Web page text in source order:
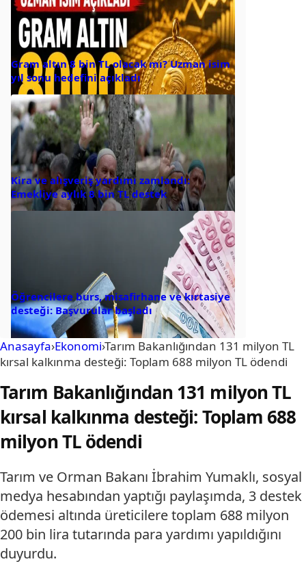
Gram altın 8 bin TL olacak mı? Uzman isim
yıl sonu hedefini açıkladı
Kira ve alışveriş yardımı zamlandı:
Emekliye aylık 8 bin TL destek
Öğrencilere burs, misafirhane ve kırtasiye
desteği: Başvurular başladı
Anasayfa›Ekonomi›Tarım Bakanlığından 131 milyon TL
kırsal kalkınma desteği: Toplam 688 milyon TL ödendi
Tarım Bakanlığından 131 milyon TL
kırsal kalkınma desteği: Toplam 688
milyon TL ödendi
Tarım ve Orman Bakanı İbrahim Yumaklı, sosyal
medya hesabından yaptığı paylaşımda, 3 destek
ödemesi altında üreticilere toplam 688 milyon
200 bin lira tutarında para yardımı yapıldığını
duyurdu.